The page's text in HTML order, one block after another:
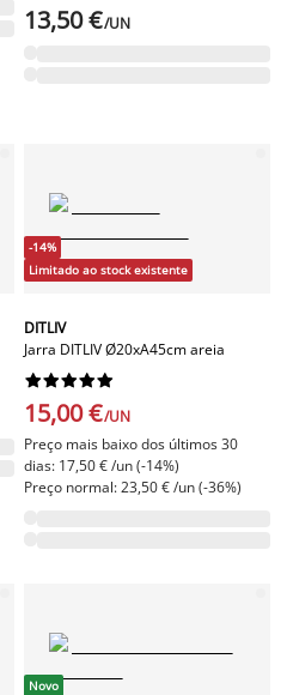
13,50 €/UN
-14%
Limitado ao stock existente
DITLIV
Jarra DITLIV Ø20xA45cm areia






15,00 €/UN
Preço mais baixo dos últimos 30
dias: 17,50 € /un (-14%)
Preço normal: 23,50 € /un (-36%)
Novo